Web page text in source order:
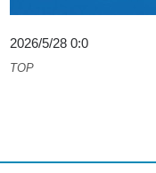
2026/5/28 0:0
TOP